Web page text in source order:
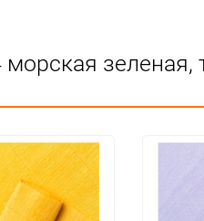
зеленая,